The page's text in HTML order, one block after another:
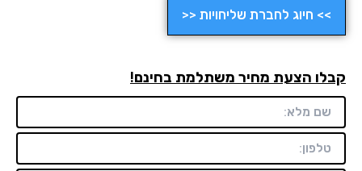
>> חיוג לחברת שליחויות <<
הצעת מחיר משתלמת בחינם!